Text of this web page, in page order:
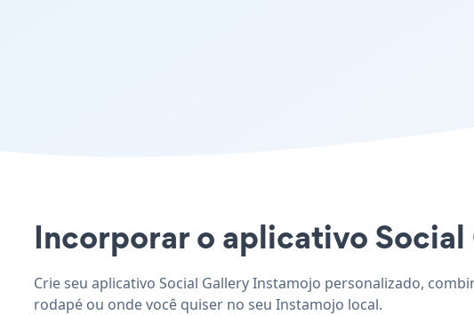
Incorporar o aplicativo
Crie seu aplicativo Social Gallery Instamojo personalizado,
rodapé ou onde você quiser no seu Instamojo local.